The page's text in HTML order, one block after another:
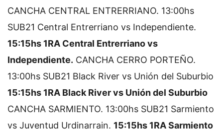
CANCHA CENTRAL ENTRERRIANO. 13:00hs
SUB21 Central Entrerriano vs Independiente.
15:15hs 1RA Central Entrerriano vs
Independiente. CANCHA CERRO PORTEÑO.
13:00hs SUB21 Black River vs Unión del Suburbio
15:15hs 1RA Black River vs Unión del Suburbio
CANCHA SARMIENTO. 13:00hs SUB21 Sarmiento
vs Juventud Urdinarrain. 15:15hs 1RA Sarmiento